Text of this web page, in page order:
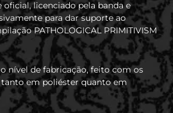
licenciado pela banda e
para dar suporte ao
PATHOLOGICAL PRIMITIVISM
nível de fabricação, feito com os
em poliéster quanto em